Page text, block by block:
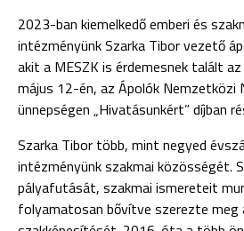
2023-ban kiemelkedő emberi és
intézményünk Szarka Tibor vezető
akit a MESZK is érdemesnek talált
május 12-én, az Ápolók
ünnepségen „Hivatásunkért” díjban
Szarka Tibor több, mint negyed
intézményünk szakmai közösségét.
pályafutását, szakmai ismereteit
folyamatosan bővítve szerezte meg